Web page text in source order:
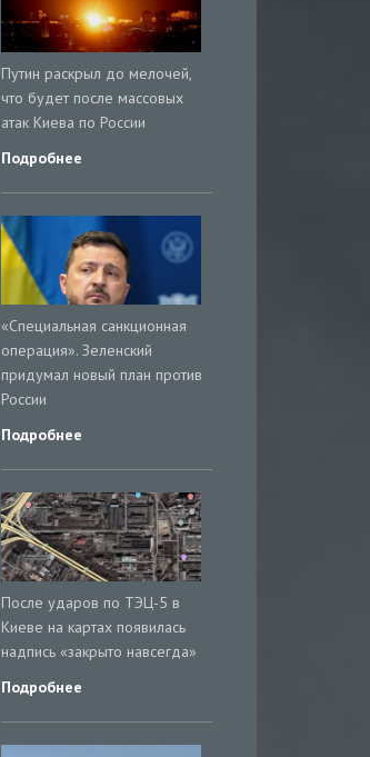
Путин раскрыл до мелочей,
что будет после массовых
атак Киева по России
Подробнее
«Специальная санкционная
операция». Зеленский
придумал новый план против
России
Подробнее
После ударов по ТЭЦ-5 в
Киеве на картах появилась
надпись «закрыто навсегда»
Подробнее